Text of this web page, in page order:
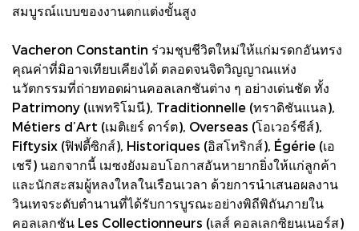
สมบูรณ์แบบของงานตกแต่งขั้นสูง
Vacheron Constantin ร่วมชุบชีวิตใหม่ให้แก่มรดกอันทรง
คุณค่าที่มิอาจเทียบเคียงได้ ตลอดจนจิตวิญญาณแห่ง
นวัตกรรมที่ถ่ายทอดผ่านคอลเลกชันต่าง ๆ อย่างเด่นชัด ทั้ง
Patrimony (แพทริโมนี), Traditionnelle (ทราดิชันแนล),
Métiers d’Art (เมติเยร์ ดาร์ต), Overseas (โอเวอร์ซีส์),
Fiftysix (ฟิฟตี้ซิกส์), Historiques (อิสโทริกส์), Égérie (เอ
เชรี) นอกจากนี้ เมซงยังมอบโอกาสอันหายากยิ่งให้แก่ลูกค้า
และนักสะสมผู้หลงใหลในเรือนเวลา ด้วยการนำเสนอผลงาน
วินเทจระดับตำนานที่ได้รับการบูรณะอย่างพิถีพิถันภายใน
คอลเลกชัน Les Collectionneurs (เลส์ คอลเลกซิยนเนอร์ส)